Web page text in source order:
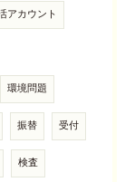
アカウント
環境問題
振替 受付
検査